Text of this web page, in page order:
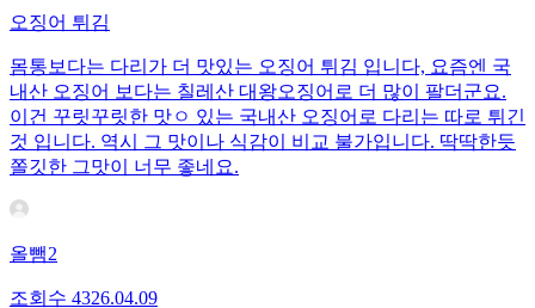
오징어 튀김
몸통보다는 다리가 더 맛있는 오징어 튀김 입니다, 요즘엔 국
내산 오징어 보다는 칠레산 대왕오징어로 더 많이 팔더군요.
이건 꾸릿꾸릿한 맛ㅇ 있는 국내산 오징어로 다리는 따로 튀긴
것 입니다. 역시 그 맛이나 식감이 비교 불가입니다. 딱딱한듯
쫄깃한 그맛이 너무 좋네요.
올뺌2
조회수 4326.04.09